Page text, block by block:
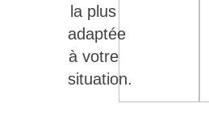
la plus
adaptée
à votre
situation.